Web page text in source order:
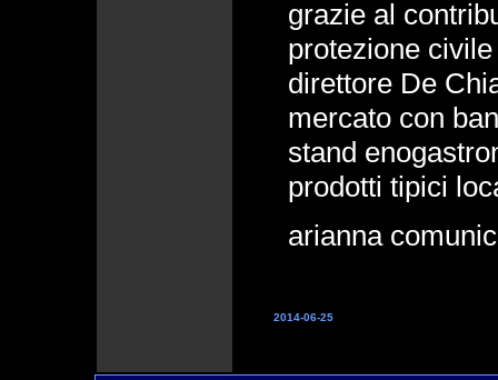
grazie al
protezione
direttore De
mercato con
stand
prodotti tipici
arianna
2014-06-25